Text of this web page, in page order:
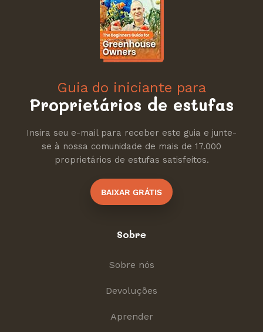
Guia do iniciante para
Proprietários de estufas
Insira seu e-mail para receber este guia e junte-
se à nossa comunidade de mais de 17.000
proprietários de estufas satisfeitos.
BAIXAR GRÁTIS
Sobre
Sobre nós
Devoluções
Aprender